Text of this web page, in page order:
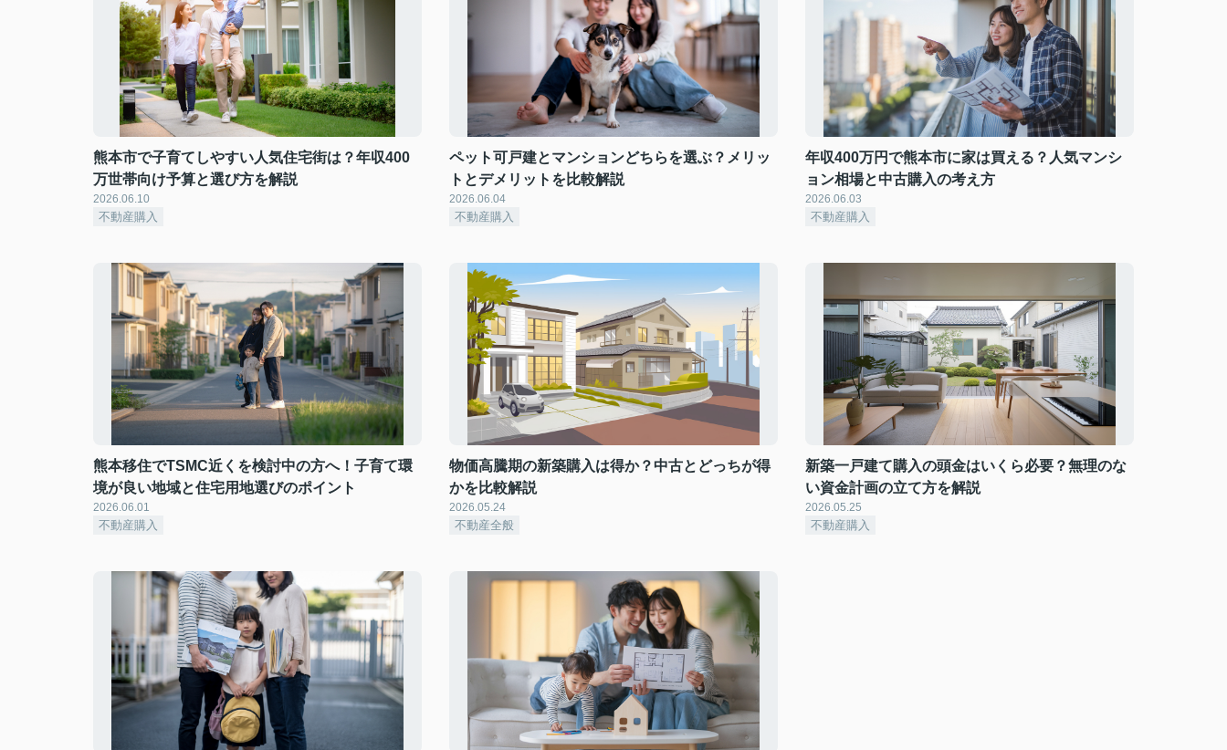
熊本市で子育てしやすい人気住宅街は？年収400
万世帯向け予算と選び方を解説
2026.06.10
不動産購入
ペット可戸建とマンションどちらを選ぶ？メリッ
トとデメリットを比較解説
2026.06.04
不動産購入
年収400万円で熊本市に家は買える？人気マンシ
ョン相場と中古購入の考え方
2026.06.03
不動産購入
熊本移住でTSMC近くを検討中の方へ！子育て環
境が良い地域と住宅用地選びのポイント
2026.06.01
不動産購入
物価高騰期の新築購入は得か？中古とどっちが得
かを比較解説
2026.05.24
不動産全般
新築一戸建て購入の頭金はいくら必要？無理のな
い資金計画の立て方を解説
2026.05.25
不動産購入